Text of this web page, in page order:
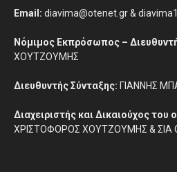
Email: diavima@otenet.gr &
Νόμιμος Εκπρόσωπος –
ΧΟΥΤΖΟΥΜΗΣ
Διευθυντής Σύνταξης: ΓΙΑΝΝΗΣ
Διαχειριστής και Δικαιούχος του
ΧΡΙΣΤΟΦΟΡΟΣ ΧΟΥΤΖΟΥΜΗΣ & ΣΙΑ